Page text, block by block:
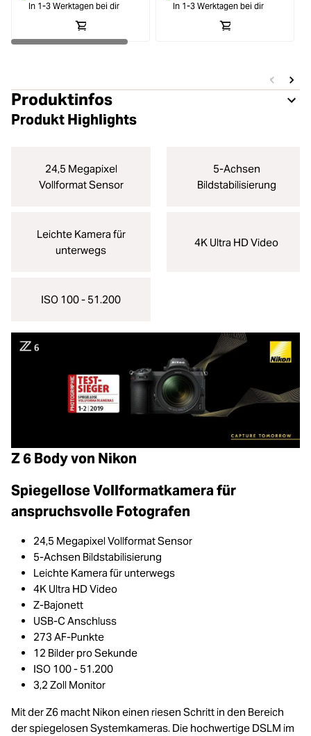
In 1-3 Werktagen bei dir
In 1-3 Werktagen bei dir
Produktinfos
Produkt Highlights
24,5 Megapixel
Vollformat Sensor
5-Achsen
Bildstabilisierung
Leichte Kamera für
unterwegs
4K Ultra HD Video
ISO 100 - 51.200
Z 6 Body von Nikon
Spiegellose Vollformatkamera für
anspruchsvolle Fotografen
24,5 Megapixel Vollformat Sensor
5-Achsen Bildstabilisierung
Leichte Kamera für unterwegs
4K Ultra HD Video
Z-Bajonett
USB-C Anschluss
273 AF-Punkte
12 Bilder pro Sekunde
ISO 100 - 51.200
3,2 Zoll Monitor
Mit der Z6 macht Nikon einen riesen Schritt in den Bereich
der spiegelosen Systemkameras. Die hochwertige DSLM im